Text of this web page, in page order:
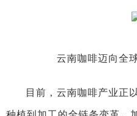
云南咖啡迈向全
目前，云南咖啡产业正